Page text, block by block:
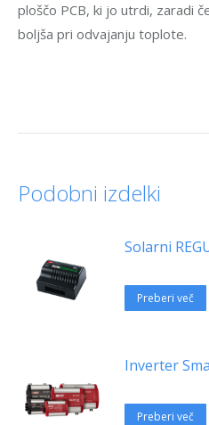
ploščo PCB, ki jo utrdi, zaradi
boljša pri odvajanju toplote.
Podobni izdelki
Solarni
Preberi več
Inverter
Preberi več